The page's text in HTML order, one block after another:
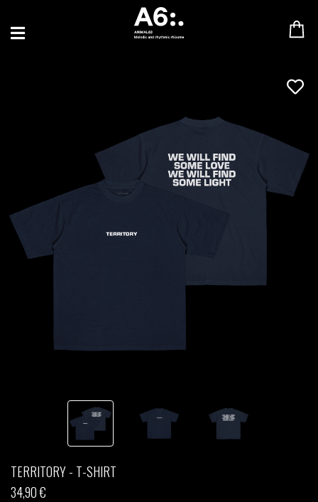
BLU SAMU
MAX BABY
MERYEM ABOULOUAFA
MYTH SYZER
TERRITORY - T-SHIRT
34,90 €